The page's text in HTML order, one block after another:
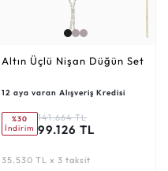
Altın Üçlü Nişan Düğün Set
12 aya varan Alışveriş Kredisi
%30
İndirim
141.664 TL
99.126 TL
35.530 TL x 3 taksit